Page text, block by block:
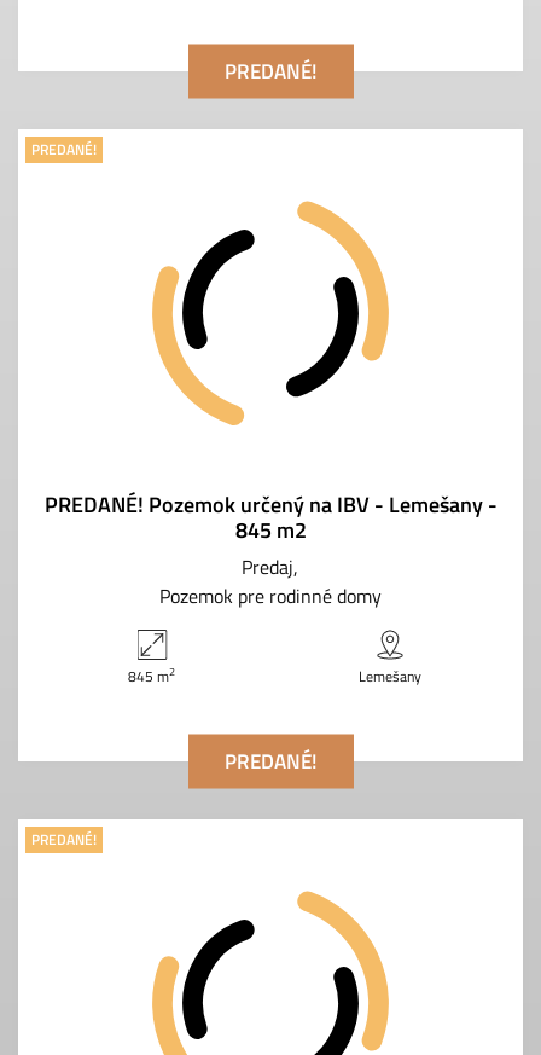
PREDANÉ!
PREDANÉ!
PREDANÉ! Pozemok určený na IBV - Lemešany -
845 m2
Predaj
Pozemok pre rodinné domy
845 m2 Lemešany
PREDANÉ!
PREDANÉ!